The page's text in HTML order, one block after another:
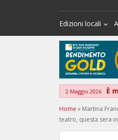
Edizioni locali
2 Maggio 2026 È
Home » Martina
teatro, questa sera